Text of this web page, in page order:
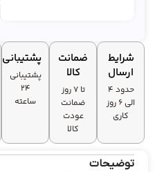
شرایط
ارسال
حدود 4
الی 6 روز
کاری
ضمانت
کالا
تا ۷ روز
ضمانت
عودت
کالا
پشتیبانی
پشتیبانی
۲۴
ساعته
توضیحات